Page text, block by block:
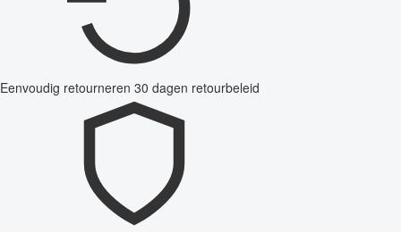
Eenvoudig retourneren 30 dagen retourbeleid